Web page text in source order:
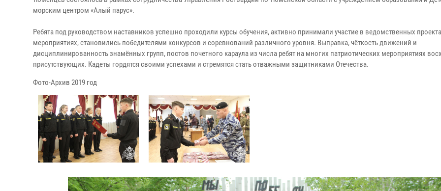
морским центром «Алый парус».
Ребята под руководством наставников успешно проходили курсы обучения, активно принимали участие в ведомственных
мероприятиях, становились победителями конкурсов и соревнований различного уровня. Выправка, чёткость движений и
дисциплинированность знамённых групп, постов почетного караула из числа ребят на многих патриотических мероприятиях
присутствующих. Кадеты гордятся своими успехами и стремятся стать отважными защитниками Отечества.
Фото-Архив 2019 год